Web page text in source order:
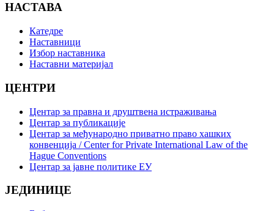
НАСТАВА
Катедре
Наставници
Избор наставника
Наставни материјал
ЦЕНТРИ
Центар за правна и друштвена истраживања
Центар за публикације
Центар за међународно приватно право хашких
конвенција / Center for Private International Law of the
Hague Conventions
Центар за јавне политике ЕУ
ЈЕДИНИЦЕ